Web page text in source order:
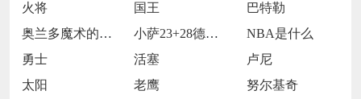
火将
国王
巴特勒
奥兰多魔术的当家球星保罗-班凯罗
小萨23+28德罗赞24+9 国王114
NBA是什么
勇士
活塞
卢尼
太阳
老鹰
努尔基奇